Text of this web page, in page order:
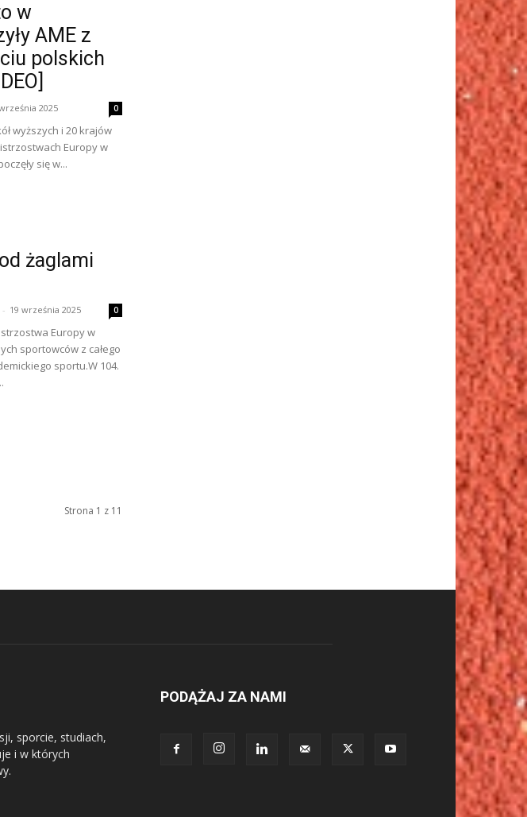
w
AME z
polskich
2025 0
wyższych i 20 krajów
Europy w
się w...
żaglami
- 19 września 2025 0
Europy w
sportowców z całego
sportu.W 104.
Strona 1 z 11
sporcie, studiach,
i w których
PODĄŻAJ ZA NAMI